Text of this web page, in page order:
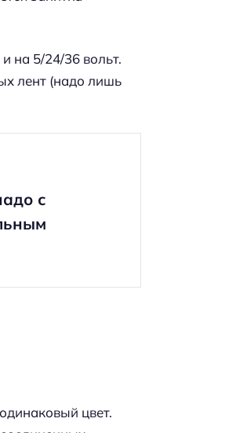
на 5/24/36 вольт.
лент (надо лишь
с
цвет.